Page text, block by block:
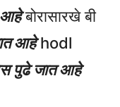
आहेबोरासारखे बी
आहेhodl
पुढे जात आहे